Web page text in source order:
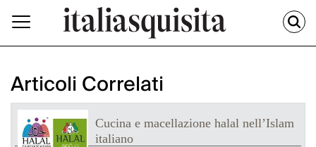
Articoli Correlati
Cucina e macellazione halal nell’Islam
italiano